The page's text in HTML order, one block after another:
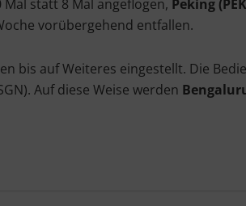
Mal statt 8 Mal angeflogen, Peking
vorübergehend entfallen.
bis auf Weiteres eingestellt. Die
Auf diese Weise werden